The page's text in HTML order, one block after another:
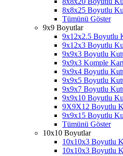
8x8x25 Boyutlu
Tümünü Göster
9x9 Boyutlar
9x12x2.5 Boyutlu
9x12x3 Boyutlu
9x9x3 Boyutlu
9x9x3 Komple
9x9x4 Boyutlu
9x9x5 Boyutlu
9x9x7 Boyutlu
9x9x10 Boyutlu
9X9X12 Boyutlu
9x9x15 Boyutlu
Tümünü Göster
10x10 Boyutlar
10x10x3 Boyutlu
10x10x3 Boyutlu